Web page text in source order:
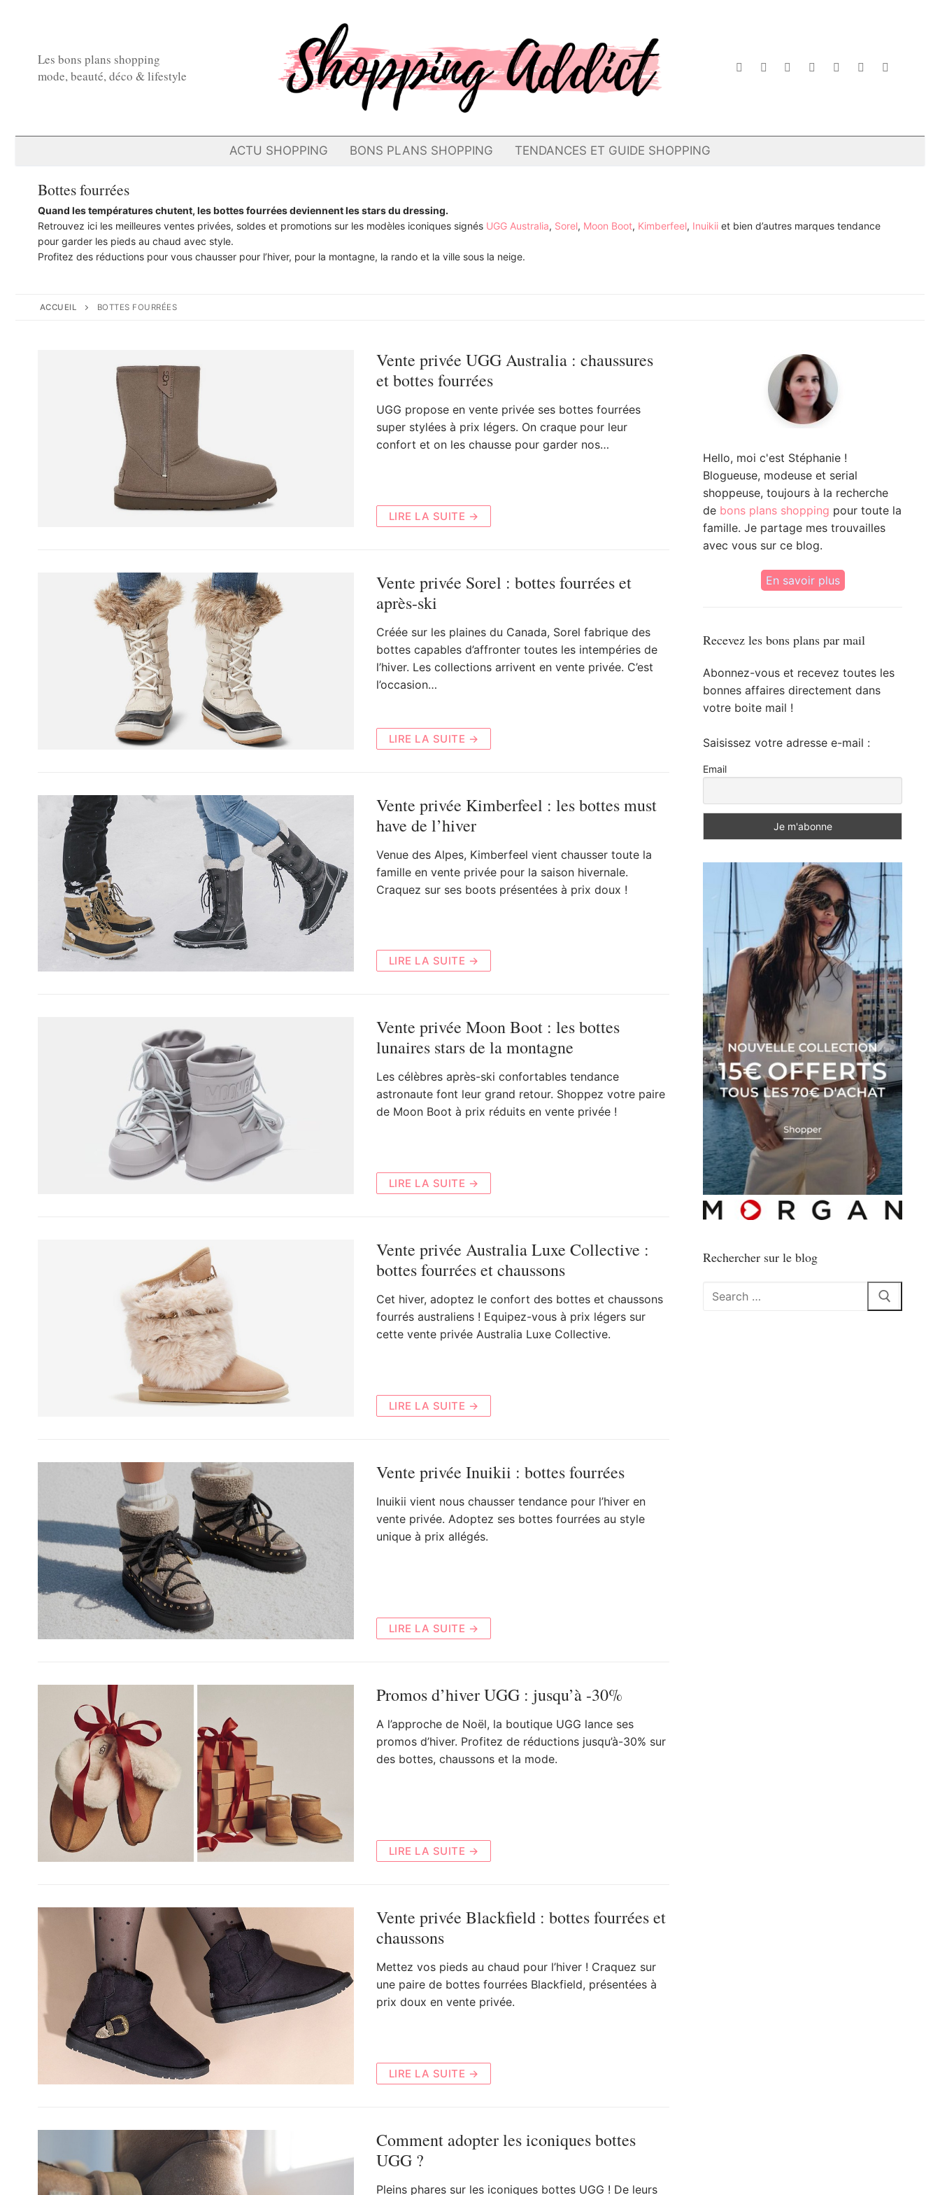
Les bons plans shopping
mode, beauté, déco & lifestyle
ACTU SHOPPING BONS PLANS SHOPPING TENDANCES ET GUIDE SHOPPING
Bottes fourrées
Quand les températures chutent, les bottes fourrées deviennent les stars du dressing.
Retrouvez ici les meilleures ventes privées, soldes et promotions sur les modèles iconiques signés UGG Australia, Sorel, Moon Boot, Kimberfeel, Inuikii et bien d’autres marques tendance
pour garder les pieds au chaud avec style.
Profitez des réductions pour vous chausser pour l’hiver, pour la montagne, la rando et la ville sous la neige.
ACCUEIL BOTTES FOURRÉES
Vente privée UGG Australia : chaussures
et bottes fourrées
UGG propose en vente privée ses bottes fourrées
super stylées à prix légers. On craque pour leur
confort et on les chausse pour garder nos…
LIRE LA SUITE →
Vente privée Sorel : bottes fourrées et
après-ski
Créée sur les plaines du Canada, Sorel fabrique des
bottes capables d’affronter toutes les intempéries de
l’hiver. Les collections arrivent en vente privée. C’est
l’occasion…
LIRE LA SUITE →
Vente privée Kimberfeel : les bottes must
have de l’hiver
Venue des Alpes, Kimberfeel vient chausser toute la
famille en vente privée pour la saison hivernale.
Craquez sur ses boots présentées à prix doux !
LIRE LA SUITE →
Vente privée Moon Boot : les bottes
lunaires stars de la montagne
Les célèbres après-ski confortables tendance
astronaute font leur grand retour. Shoppez votre paire
de Moon Boot à prix réduits en vente privée !
LIRE LA SUITE →
Vente privée Australia Luxe Collective :
bottes fourrées et chaussons
Cet hiver, adoptez le confort des bottes et chaussons
fourrés australiens ! Equipez-vous à prix légers sur
cette vente privée Australia Luxe Collective.
LIRE LA SUITE →
Vente privée Inuikii : bottes fourrées
Inuikii vient nous chausser tendance pour l’hiver en
vente privée. Adoptez ses bottes fourrées au style
unique à prix allégés.
LIRE LA SUITE →
Promos d’hiver UGG : jusqu’à -30%
A l’approche de Noël, la boutique UGG lance ses
promos d’hiver. Profitez de réductions jusqu’à-30% sur
des bottes, chaussons et la mode.
LIRE LA SUITE →
Vente privée Blackfield : bottes fourrées et
chaussons
Mettez vos pieds au chaud pour l’hiver ! Craquez sur
une paire de bottes fourrées Blackfield, présentées à
prix doux en vente privée.
LIRE LA SUITE →
Comment adopter les iconiques bottes
UGG ?
Pleins phares sur les iconiques bottes UGG ! De leurs
Hello, moi c'est Stéphanie !
Blogueuse, modeuse et serial
shoppeuse, toujours à la recherche
de bons plans shopping pour toute la
famille. Je partage mes trouvailles
avec vous sur ce blog.
En savoir plus
Recevez les bons plans par mail
Abonnez-vous et recevez toutes les
bonnes affaires directement dans
votre boite mail !
Saisissez votre adresse e-mail :
Email
Rechercher sur le blog
Rechercher